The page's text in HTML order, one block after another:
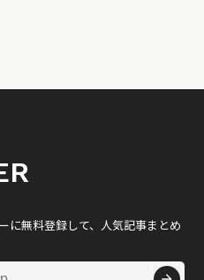
に無料登録して、人気記事まとめ